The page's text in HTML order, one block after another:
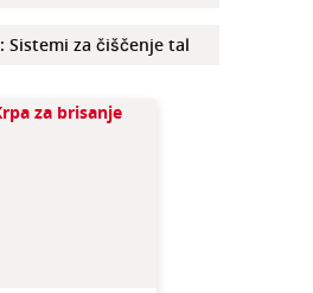
: Sistemi za čiščenje tal